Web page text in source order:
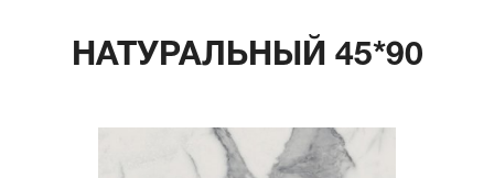
НАТУРАЛЬНЫЙ 45*90